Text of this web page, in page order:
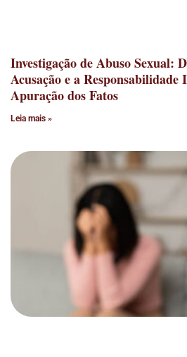
Investigação de Abuso Sexual:
Acusação e a
Apuração dos Fatos
Leia mais »